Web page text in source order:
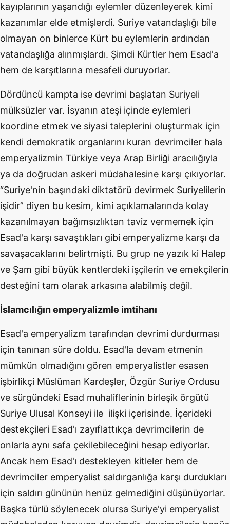
kayıplarının yaşandığı eylemler düzenleyerek kimi
kazanımlar elde etmişlerdi. Suriye vatandaşlığı bile
olmayan on binlerce Kürt bu eylemlerin ardından
vatandaşlığa alınmışlardı. Şimdi Kürtler hem Esad'a
hem de karşıtlarına mesafeli duruyorlar.
Dördüncü kampta ise devrimi başlatan Suriyeli
mülksüzler var. İsyanın ateşi içinde eylemleri
koordine etmek ve siyasi taleplerini oluşturmak için
kendi demokratik organlarını kuran devrimciler hala
emperyalizmin Türkiye veya Arap Birliği aracılığıyla
ya da doğrudan askeri müdahalesine karşı çıkıyorlar.
“Suriye'nin başındaki diktatörü devirmek Suriyelilerin
işidir” diyen bu kesim, kimi açıklamalarında kolay
kazanılmayan bağımsızlıktan taviz vermemek için
Esad'a karşı savaştıkları gibi emperyalizme karşı da
savaşacaklarını belirtmişti. Bu grup ne yazık ki Halep
ve Şam gibi büyük kentlerdeki işçilerin ve emekçilerin
desteğini tam olarak arkasına alabilmiş değil.
İslamcılığınemperyalizmle imtihanı
Esad'a emperyalizm tarafından devrimi durdurması
için tanınan süre doldu. Esad'la devam etmenin
mümkün olmadığını gören emperyalistler esasen
işbirlikçi Müslüman Kardeşler, Özgür Suriye Ordusu
ve sürgündeki Esad muhaliflerinin birleşik örgütü
Suriye Ulusal Konseyi ile ilişki içerisinde. İçerideki
destekçileri Esad'ı zayıflattıkça devrimcilerin de
onlarla aynı safa çekilebileceğini hesap ediyorlar.
Ancak hem Esad'ı destekleyen kitleler hem de
devrimciler emperyalist saldırganlığa karşı durdukları
için saldırı gününün henüz gelmediğini düşünüyorlar.
Başka türlü söylenecek olursa Suriye'yi emperyalist